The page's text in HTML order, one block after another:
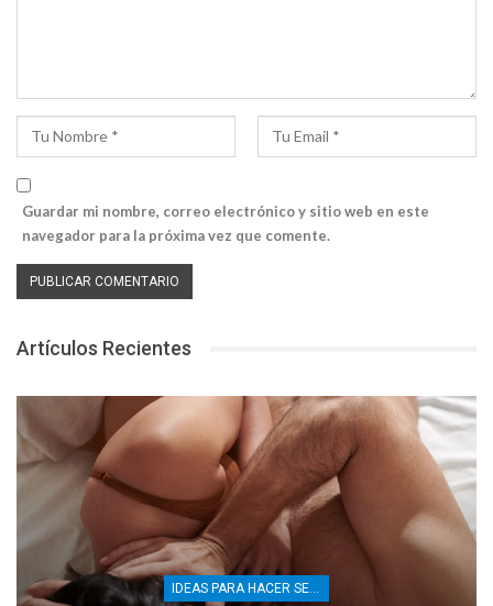
Guardar mi nombre, correo electrónico y sitio web en este
navegador para la próxima vez que comente.
Artículos Recientes
IDEAS PARA HACER SEXO